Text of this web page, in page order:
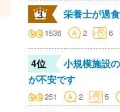
栄養士が過
1536 2 6
4位
小規模施設
が不安です
251 2 5